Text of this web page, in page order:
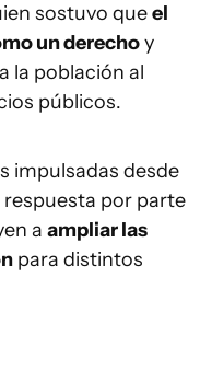
sostuvo queel
un derechoy
la población al
públicos.
impulsadas desde
por parte
a ampliar las
para distintos